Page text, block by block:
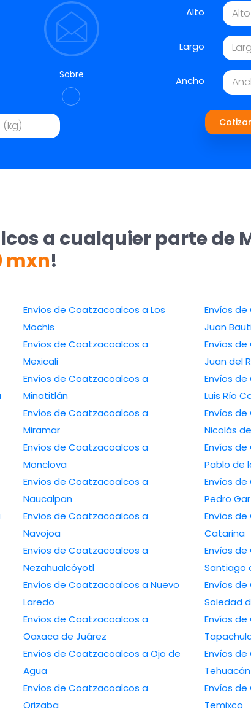
Sobre
Alto
Largo
Ancho
a cualquier parte de
mxn!
Envíos de Coatzacoalcos a Los
Mochis
Envíos de Coatzacoalcos a
Mexicali
Envíos de Coatzacoalcos a
Minatitlán
Envíos de Coatzacoalcos a
Miramar
Envíos de Coatzacoalcos a
Monclova
Envíos de Coatzacoalcos a
Naucalpan
Envíos de Coatzacoalcos a
Navojoa
Envíos de Coatzacoalcos a
Nezahualcóyotl
Envíos de Coatzacoalcos a Nuevo
Laredo
Envíos de Coatzacoalcos a
Oaxaca de Juárez
Envíos de Coatzacoalcos a Ojo de
Agua
Envíos de Coatzacoalcos a
Orizaba
Envíos de
Juan
Envíos de
Juan del
Envíos de
Luis Río
Envíos de
Nicolás
Envíos de
Pablo de
Envíos de
Pedro
Envíos de
Catarina
Envíos de
Santiago
Envíos de
Soledad
Envíos de
Envíos de
Tehuacán
Envíos de
Temixco